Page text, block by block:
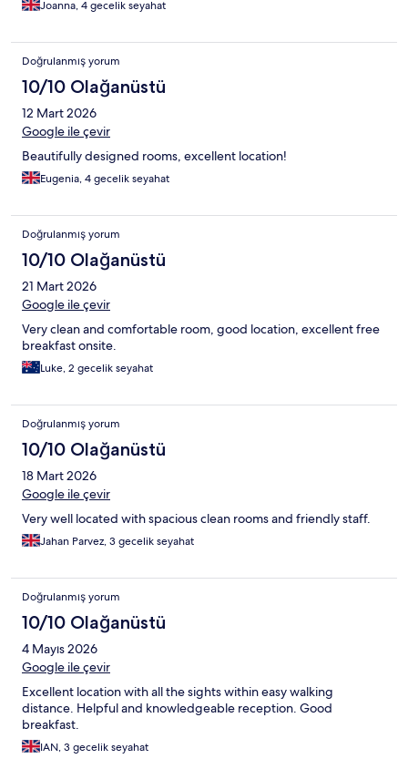
Joanna, 4 gecelik seyahat
Doğrulanmış yorum
10/10 Olağanüstü
12 Mart 2026
Google ile çevir
Beautifully designed rooms, excellent location!
Eugenia, 4 gecelik seyahat
Doğrulanmış yorum
10/10 Olağanüstü
21 Mart 2026
Google ile çevir
Very clean and comfortable room, good location, excellent free
breakfast onsite.
Luke, 2 gecelik seyahat
Doğrulanmış yorum
10/10 Olağanüstü
18 Mart 2026
Google ile çevir
Very well located with spacious clean rooms and friendly staff.
Jahan Parvez, 3 gecelik seyahat
Doğrulanmış yorum
10/10 Olağanüstü
4 Mayıs 2026
Google ile çevir
Excellent location with all the sights within easy walking
distance. Helpful and knowledgeable reception. Good
breakfast.
IAN, 3 gecelik seyahat